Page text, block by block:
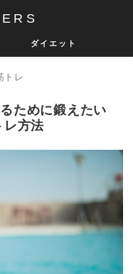
ダイエット
トレ
ために鍛えたい
レ方法